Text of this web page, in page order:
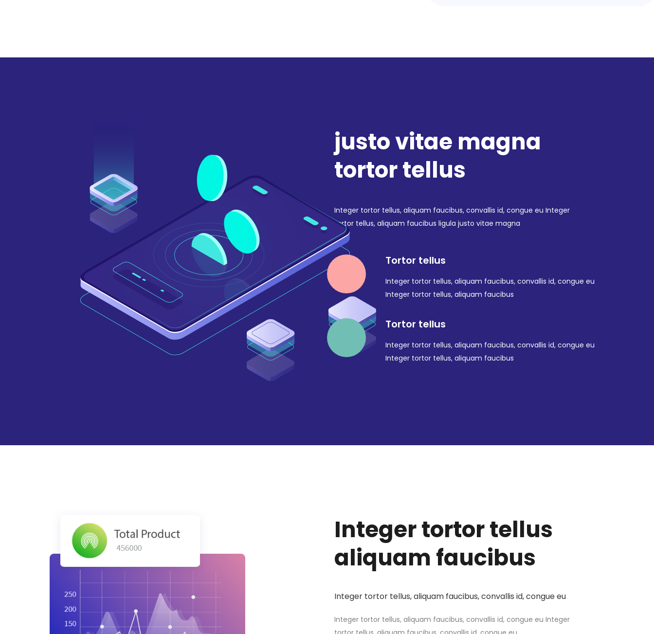
justo vitae magna
tortor tellus
Integer tortor tellus, aliquam faucibus, convallis id, congue eu Integer
tortor tellus, aliquam faucibus ligula justo vitae magna
Tortor tellus
Integer tortor tellus, aliquam faucibus, convallis id, congue eu
Integer tortor tellus, aliquam faucibus
Tortor tellus
Integer tortor tellus, aliquam faucibus, convallis id, congue eu
Integer tortor tellus, aliquam faucibus
Integer tortor tellus
aliquam faucibus
Integer tortor tellus, aliquam faucibus, convallis id, congue eu
Integer tortor tellus, aliquam faucibus, convallis id, congue eu Integer